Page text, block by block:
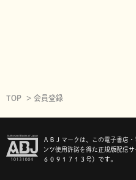
TOP 会員登録
ＡＢＪマークは、この電子書店
ンツ使用許諾を得た正規版配信
６０９１７１３号）です。